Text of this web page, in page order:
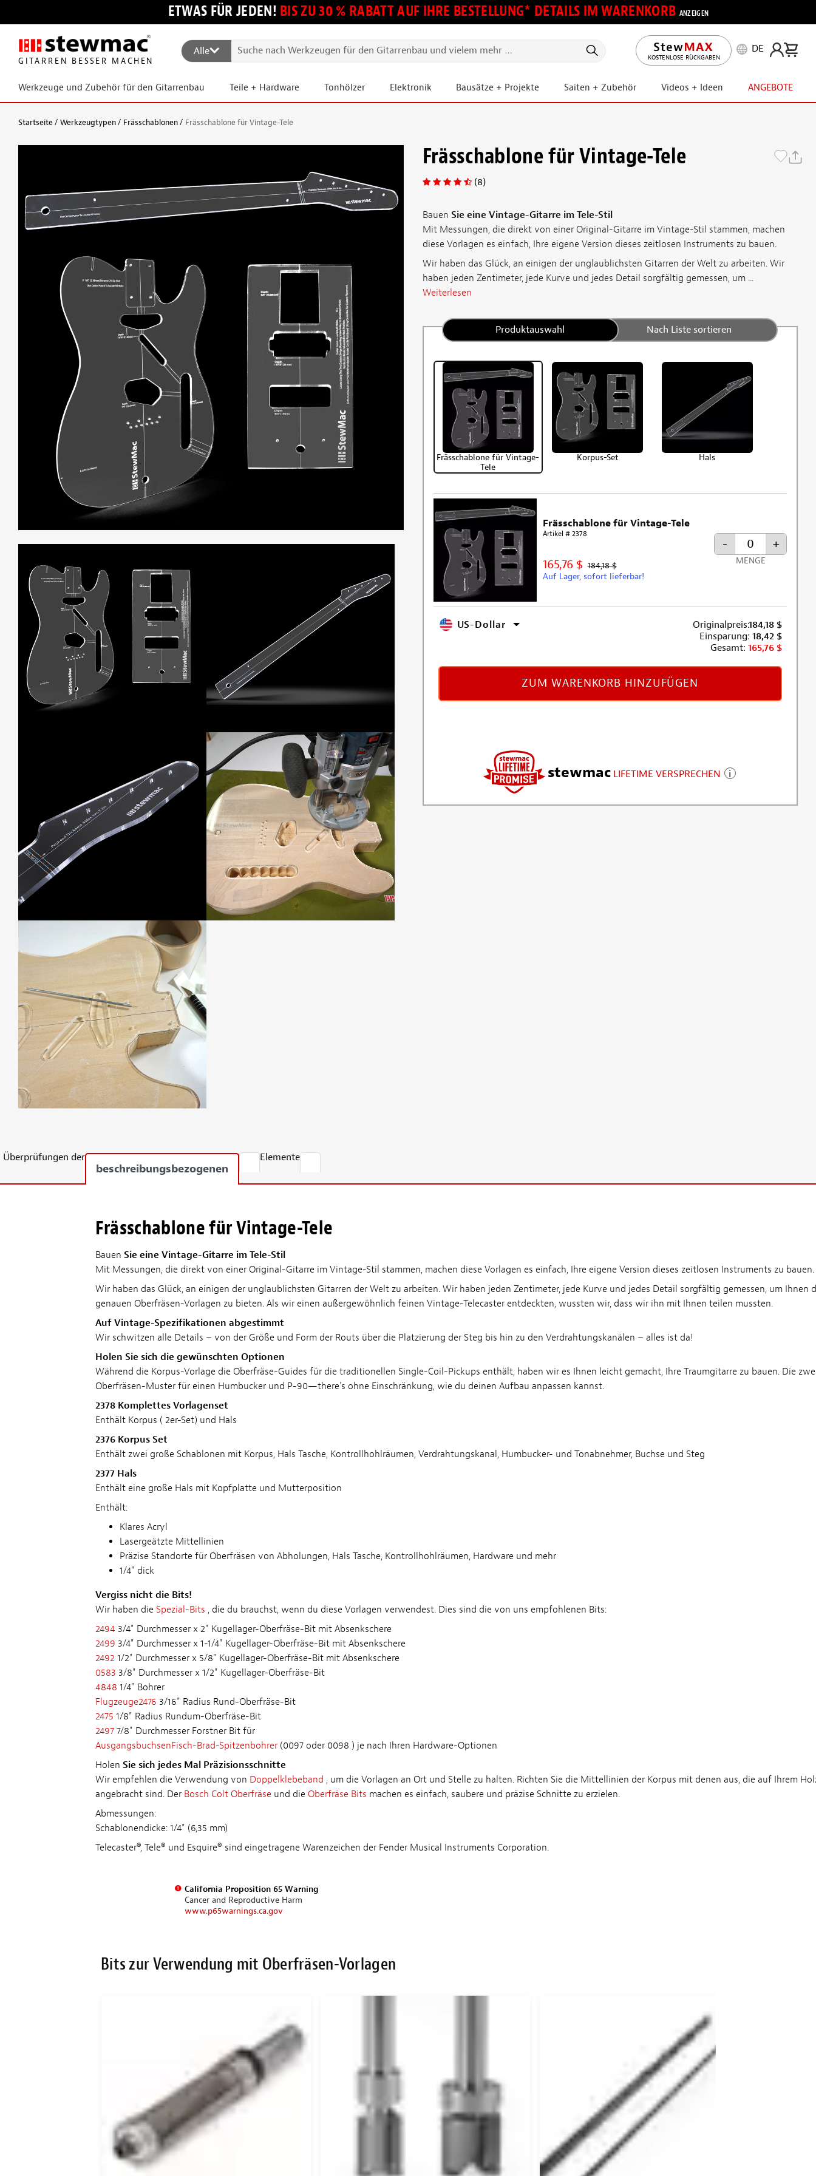
ETWAS FÜR JEDEN! BIS ZU 30 % RABATT AUF IHRE BESTELLUNG* DETAILS IM WARENKORB ANZEIGEN
GITARREN BESSER MACHEN
Alle
KOSTENLOSE RÜCKGABEN
DE
Werkzeuge und Zubehör für den Gitarrenbau Teile + Hardware Tonhölzer Elektronik Bausätze + Projekte Saiten + Zubehör Videos + Ideen ANGEBOTE
Startseite Werkzeugtypen Frässchablonen Frässchablone für Vintage-Tele
Frässchablone für Vintage-Tele
(8)
Bauen Sie eine Vintage-Gitarre im Tele-Stil
Mit Messungen, die direkt von einer Original-Gitarre im Vintage-Stil stammen, machen
diese Vorlagen es einfach, Ihre eigene Version dieses zeitlosen Instruments zu bauen.
Wir haben das Glück, an einigen der unglaublichsten Gitarren der Welt zu arbeiten. Wir
haben jeden Zentimeter, jede Kurve und jedes Detail sorgfältig gemessen, um ...
Weiterlesen
Produktauswahl Nach Liste sortieren
Frässchablone für Vintage-
Tele
Korpus-Set Hals
Frässchablone für Vintage-Tele
Artikel # 2378
165,76 $ 184,18 $
Auf Lager, sofort lieferbar!
- +
MENGE
US-Dollar Originalpreis:184,18 $
Einsparung: 18,42 $
Gesamt: 165,76 $
ZUM WARENKORB HINZUFÜGEN
stewmac LIFETIME VERSPRECHEN
Überprüfungen der
beschreibungsbezogenen
Elemente
Frässchablone für Vintage-Tele
Bauen Sie eine Vintage-Gitarre im Tele-Stil
Mit Messungen, die direkt von einer Original-Gitarre im Vintage-Stil stammen, machen diese Vorlagen es einfach, Ihre eigene Version dieses zeitlosen Instruments zu bauen.
Wir haben das Glück, an einigen der unglaublichsten Gitarren der Welt zu arbeiten. Wir haben jeden Zentimeter, jede Kurve und jedes Detail sorgfältig gemessen, um Ihnen
genauen Oberfräsen-Vorlagen zu bieten. Als wir einen außergewöhnlich feinen Vintage-Telecaster entdeckten, wussten wir, dass wir ihn mit Ihnen teilen mussten.
Auf Vintage-Spezifikationen abgestimmt
Wir schwitzen alle Details – von der Größe und Form der Routs über die Platzierung der Steg bis hin zu den Verdrahtungskanälen – alles ist da!
Holen Sie sich die gewünschten Optionen
Während die Korpus-Vorlage die Oberfräse-Guides für die traditionellen Single-Coil-Pickups enthält, haben wir es Ihnen leicht gemacht, Ihre Traumgitarre zu bauen. Die
Oberfräsen-Muster für einen Humbucker und P-90—there's ohne Einschränkung, wie du deinen Aufbau anpassen kannst.
2378 Komplettes Vorlagenset
Enthält Korpus ( 2er-Set) und Hals
2376 Korpus Set
Enthält zwei große Schablonen mit Korpus, Hals Tasche, Kontrollhohlräumen, Verdrahtungskanal, Humbucker- und Tonabnehmer, Buchse und Steg
2377 Hals
Enthält eine große Hals mit Kopfplatte und Mutterposition
Enthält:
Klares Acryl
Lasergeätzte Mittellinien
Präzise Standorte für Oberfräsen von Abholungen, Hals Tasche, Kontrollhohlräumen, Hardware und mehr
1/4" dick
Vergiss nicht die Bits!
Wir haben die Spezial-Bits , die du brauchst, wenn du diese Vorlagen verwendest. Dies sind die von uns empfohlenen Bits:
2494 3/4" Durchmesser x 2" Kugellager-Oberfräse-Bit mit Absenkschere
2499 3/4" Durchmesser x 1-1/4" Kugellager-Oberfräse-Bit mit Absenkschere
2492 1/2" Durchmesser x 5/8" Kugellager-Oberfräse-Bit mit Absenkschere
0583 3/8" Durchmesser x 1/2" Kugellager-Oberfräse-Bit
4848 1/4" Bohrer
Flugzeuge2476 3/16" Radius Rund-Oberfräse-Bit
2475 1/8" Radius Rundum-Oberfräse-Bit
24977/8" Durchmesser Forstner Bit für
AusgangsbuchsenFisch-Brad-Spitzenbohrer(0097 oder 0098 ) je nach Ihren Hardware-Optionen
Holen Sie sich jedes Mal Präzisionsschnitte
Wir empfehlen die Verwendung von Doppelklebeband , um die Vorlagen an Ort und Stelle zu halten. Richten Sie die Mittellinien der Korpus mit denen aus, die auf Ihrem
angebracht sind. Der Bosch Colt Oberfräse und die Oberfräse Bits machen es einfach, saubere und präzise Schnitte zu erzielen.
Abmessungen:
Schablonendicke: 1/4" (6,35 mm)
Telecaster®, Tele® und Esquire® sind eingetragene Warenzeichen der Fender Musical Instruments Corporation.
California Proposition 65 Warning
Cancer and Reproductive Harm
www.p65warnings.ca.gov
Bits zur Verwendung mit Oberfräsen-Vorlagen